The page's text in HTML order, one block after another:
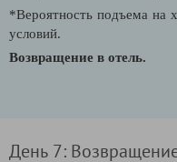
*Вероятность подъема на
условий.
Возвращение в отель.
День 7: